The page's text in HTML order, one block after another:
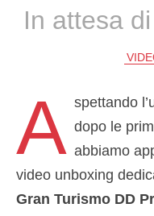
In attesa
A spettando
dopo le
abbiamo
video unboxing
Gran Turismo DD